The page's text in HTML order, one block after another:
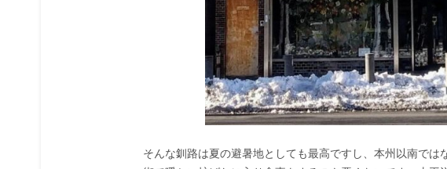
そんな釧路は夏の避暑地としても最高ですし、本州以南で